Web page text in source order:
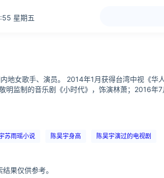
星期五
地女歌手、演员。 2014年1月获得台湾中视《
明监制的音乐剧《小时代》，饰演林萧；2016
苏雨瑶小说 陈昊宇身高 陈昊宇演过的电视剧
果仅供参考。